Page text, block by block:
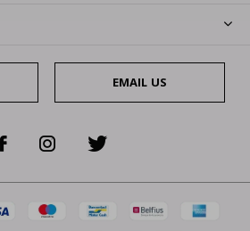
EMAIL US